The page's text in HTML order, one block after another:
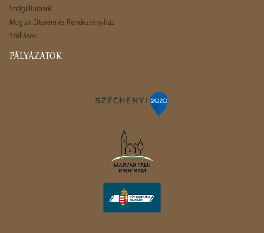
Szolgáltatások
Magtár Étterem és Rendezvényház
Szállások
PÁLYÁZATOK